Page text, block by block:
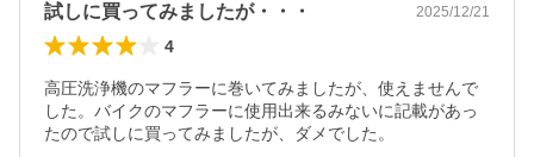
試しに買ってみましたが・・・ 2025/12/21
4
高圧洗浄機のマフラーに巻いてみましたが、使えませんで
した。バイクのマフラーに使用出来るみないに記載があっ
たので試しに買ってみましたが、ダメでした。